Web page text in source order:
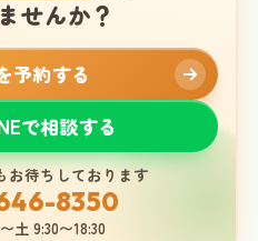
せんか？
予約する
で相談する
お待ちしております
8350
土 9:30〜18:30